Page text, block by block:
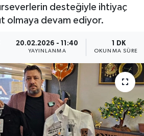
desteğiyle ihtiyaç
olmaya devam ediyor.
20.02.2026 - 11:40
YAYINLANMA
1 DK
OKUNMA SÜRESI